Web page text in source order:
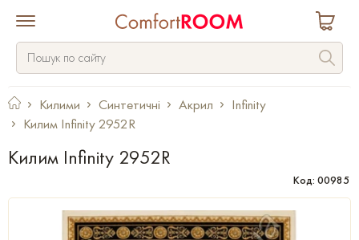
Килими Синтетичні Акрил
Infinity
Килим Infinity 2952R
Килим Infinity 2952R
Код: 00985